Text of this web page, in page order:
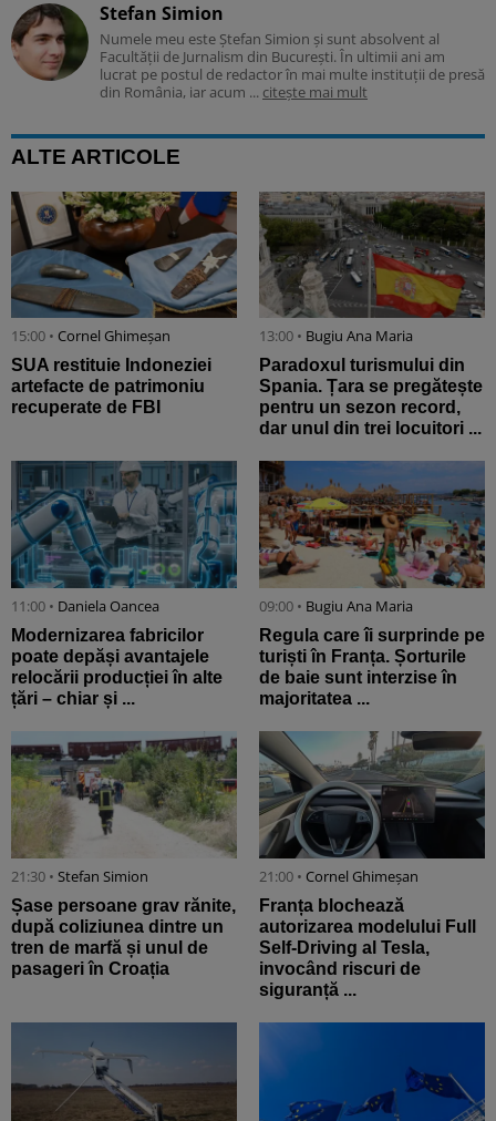
Stefan Simion
Numele meu este Ștefan Simion și sunt absolvent al
Facultății de Jurnalism din București. În ultimii ani am
lucrat pe postul de redactor în mai multe instituții de presă
din România, iar acum ... citește mai mult
ALTE ARTICOLE
15:00 • Cornel Ghimeșan
SUA restituie Indoneziei
artefacte de patrimoniu
recuperate de FBI
13:00 • Bugiu ⁠Ana Maria
Paradoxul turismului din
Spania. Țara se pregătește
pentru un sezon record,
dar unul din trei locuitori ...
11:00 • Daniela Oancea
Modernizarea fabricilor
poate depăși avantajele
relocării producției în alte
țări – chiar și ...
09:00 • Bugiu ⁠Ana Maria
Regula care îi surprinde pe
turiști în Franța. Șorturile
de baie sunt interzise în
majoritatea ...
21:30 • Stefan Simion
Șase persoane grav rănite,
după coliziunea dintre un
tren de marfă și unul de
pasageri în Croația
21:00 • Cornel Ghimeșan
Franța blochează
autorizarea modelului Full
Self-Driving al Tesla,
invocând riscuri de
siguranță ...